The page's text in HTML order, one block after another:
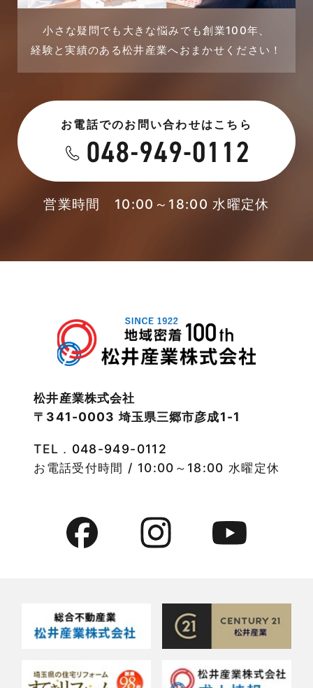
採用情報
未分類
未分類
本店-ブログ
東武スカイツリーライン
注文住宅施工事例
物件検索
物件特集
竹ノ塚店-ブログ
貸倉庫・その他
貸店舗活用事例
賃貸物件
2023年7月
2023年5月
2023年4月
2023年3月
2022年11月
2022年9月
2022年8月
2022年6月
2022年3月
2022年2月
小さな疑問でも大きな悩みでも創業100年、
経験と実績のある松井産業へおまかせください！
お電話でのお問い合わせはこちら
営業時間 10:00～18:00 水曜定休
松井産業株式会社
〒341-0003 埼玉県三郷市彦成1-1
TEL． 048-949-0112
お電話受付時間 / 10:00～18:00 水曜定休